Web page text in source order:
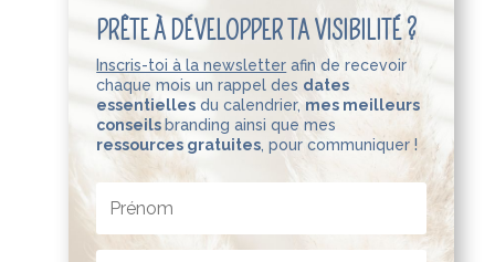
PRÊTE À DÉVELOPPER TA VISIBILITÉ ?
Inscris-toi à la newsletter afin de recevoir
chaque mois un rappel des dates
essentielles du calendrier, mes meilleurs
conseilsbranding ainsi que mes
ressources gratuites,pour communiquer !